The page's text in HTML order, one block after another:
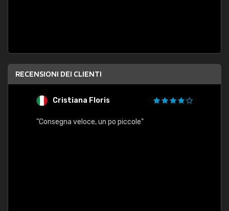
RECENSIONI DEI CLIENTI
Cristiana Floris
"Consegna veloce, un po piccole"